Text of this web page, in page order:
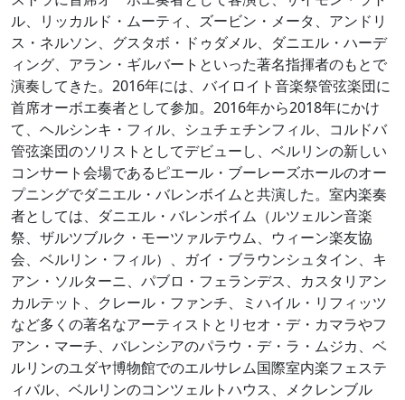
ル、リッカルド・ムーティ、ズービン・メータ、アンドリ
ス・ネルソン、グスタボ・ドゥダメル、ダニエル・ハーデ
ィング、アラン・ギルバートといった著名指揮者のもとで
演奏してきた。2016年には、バイロイト音楽祭管弦楽団に
首席オーボエ奏者として参加。2016年から2018年にかけ
て、ヘルシンキ・フィル、シュチェチンフィル、コルドバ
管弦楽団のソリストとしてデビューし、ベルリンの新しい
コンサート会場であるピエール・ブーレーズホールのオー
プニングでダニエル・バレンボイムと共演した。室内楽奏
者としては、ダニエル・バレンボイム（ルツェルン音楽
祭、ザルツブルク・モーツァルテウム、ウィーン楽友協
会、ベルリン・フィル）、ガイ・ブラウンシュタイン、キ
アン・ソルターニ、パブロ・フェランデス、カスタリアン
カルテット、クレール・ファンチ、ミハイル・リフィッツ
など多くの著名なアーティストとリセオ・デ・カマラやフ
アン・マーチ、バレンシアのパラウ・デ・ラ・ムジカ、ベ
ルリンのユダヤ博物館でのエルサレム国際室内楽フェステ
ィバル、ベルリンのコンツェルトハウス、メクレンブル